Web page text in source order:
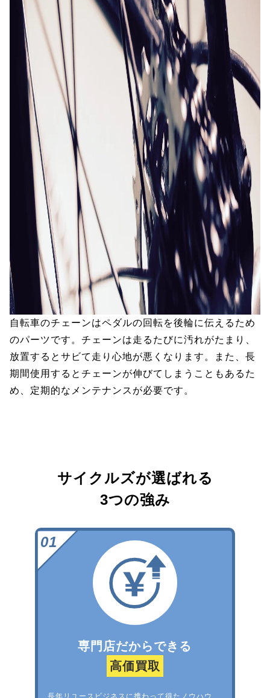
自転車のチェーンはペダルの回転を後輪に伝えるため
のパーツです。チェーンは走るたびに汚れがたまり、
放置するとサビて走り心地が悪くなります。また、長
期間使用するとチェーンが伸びてしまうこともあるた
め、定期的なメンテナンスが必要です。
サイクルズが選ばれる
3つの強み
専門店だからできる
高価買取